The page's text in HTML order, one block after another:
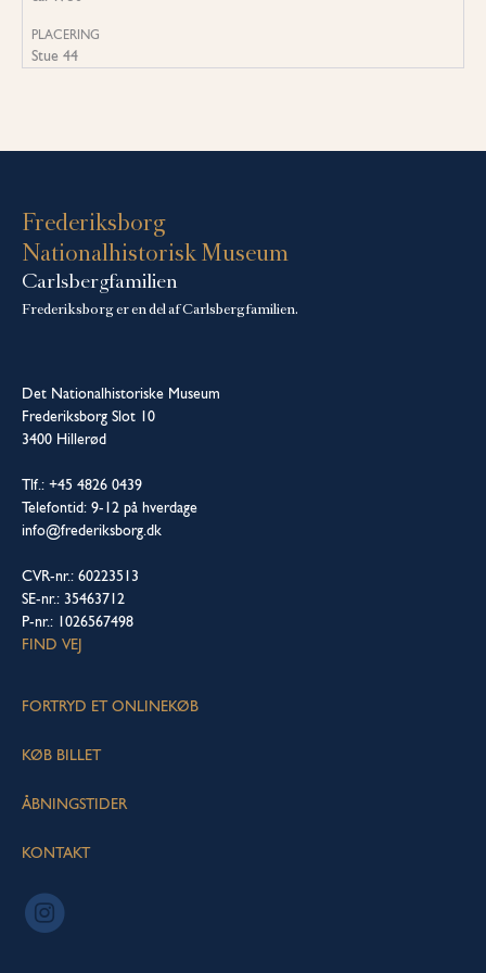
PLACERING
Stue 44
Frederiksborg
Nationalhistorisk Museum
Carlsbergfamilien
Frederiksborg er en del af Carlsbergfamilien.
Det Nationalhistoriske Museum
Frederiksborg Slot 10
3400 Hillerød
Tlf.: +45 4826 0439
Telefontid: 9-12 på hverdage
info@frederiksborg.dk
CVR-nr.: 60223513
SE-nr.: 35463712
P-nr.: 1026567498
FIND VEJ
FORTRYD ET ONLINEKØB
KØB BILLET
ÅBNINGSTIDER
KONTAKT